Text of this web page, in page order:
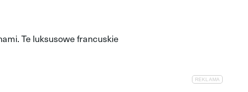
Te luksusowe francuskie